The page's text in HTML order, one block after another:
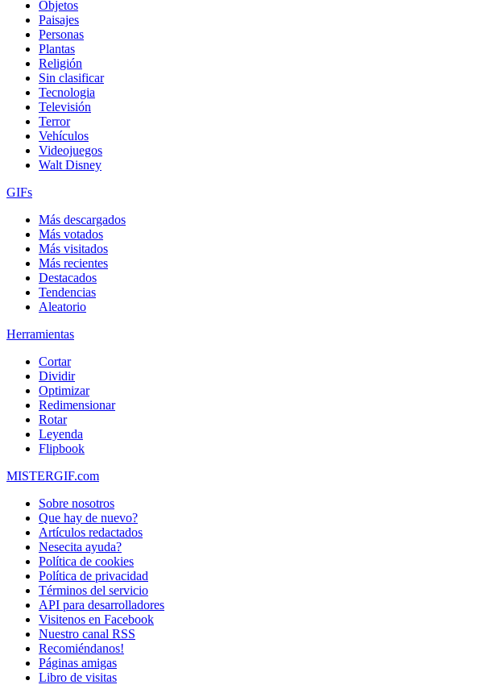
Objetos
Paisajes
Personas
Plantas
Religión
Sin clasificar
Tecnologia
Televisión
Terror
Vehículos
Videojuegos
Walt Disney
GIFs
Más descargados
Más votados
Más visitados
Más recientes
Destacados
Tendencias
Aleatorio
Herramientas
Cortar
Dividir
Optimizar
Redimensionar
Rotar
Leyenda
Flipbook
MISTERGIF.com
Sobre nosotros
Que hay de nuevo?
Artículos redactados
Nesecita ayuda?
Política de cookies
Política de privacidad
Términos del servicio
API para desarrolladores
Visitenos en Facebook
Nuestro canal RSS
Recomiéndanos!
Páginas amigas
Libro de visitas